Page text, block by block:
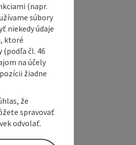
(napr.
súbory
niekedy údaje
ktoré
(podľa čl. 46
na účely
žiadne
že
spravovať
odvolať.